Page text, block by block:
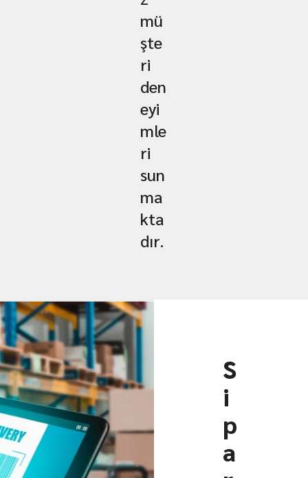
mü
şte
ri
den
eyi
mle
ri
sun
ma
kta
dır.
S
i
p
a